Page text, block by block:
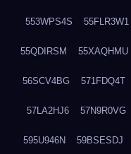
553WPS4S 55FLR3W1
55QDIRSM 55XAQHMU
56SCV4BG 571FDQ4T
57LA2HJ6 57N9R0VG
595U946N 59BSESDJ